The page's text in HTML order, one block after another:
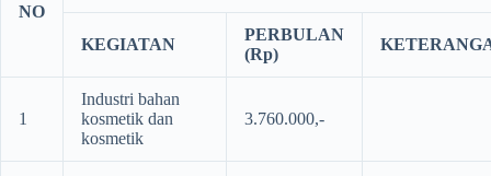
NO
KEGIATAN
PERBULAN
(Rp)
1
Industri bahan
kosmetik dan
kosmetik
3.760.000,-